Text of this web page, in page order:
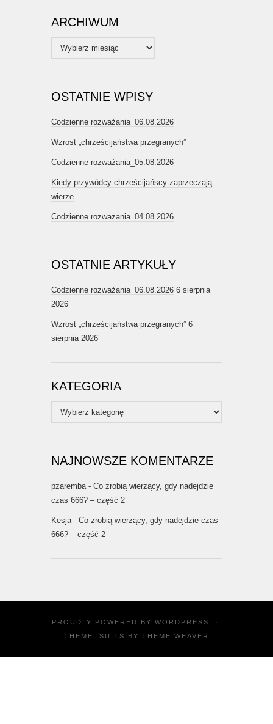
ARCHIWUM
Archiwum
OSTATNIE WPISY
Codzienne rozważania_06.08.2026
Wzrost „chrześcijaństwa przegranych”
Codzienne rozważania_05.08.2026
Kiedy przywódcy chrześcijańscy zaprzeczają
wierze
Codzienne rozważania_04.08.2026
OSTATNIE ARTYKUŁY
Codzienne rozważania_06.08.2026 6 sierpnia
2026
Wzrost „chrześcijaństwa przegranych” 6
sierpnia 2026
KATEGORIA
Kategoria
NAJNOWSZE KOMENTARZE
pzaremba- Co zrobią wierzący, gdy nadejdzie
czas 666? – część 2
Kesja- Co zrobią wierzący, gdy nadejdzie czas
666? – część 2
PROUDLY POWERED BY WORDPRESS
·
THEME: SUITS BY THEME WEAVER